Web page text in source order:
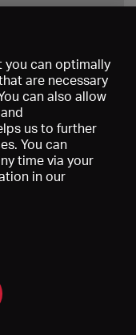
you can optimally
are necessary
can also allow
us to further
You can
time via your
in our